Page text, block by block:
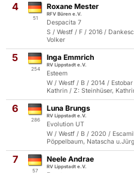
4
51
Roxane Mester
RFV Büren e.V.
Despacita 7
S / Westf / F / 2016 /
Volker
5
254
Inga Emmrich
RV Lippstadt e.V.
Esteem
W / Westf / B / 2014 /
Kathrin / Z: Steinhüser,
6
286
Luna Brungs
RV Lippstadt e.V.
Evolution UT
W / Westf / B / 2020 /
Pöppelbaum, Natascha
7
57
Neele Andrae
RV Lippstadt e.V.